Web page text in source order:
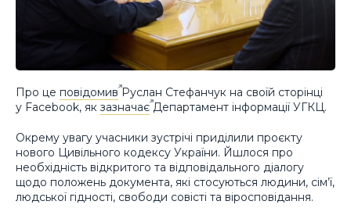
Про це повідомивРуслан Стефанчук на своїй сторінці
у Facebook, як зазначаєДепартамент інформації УГКЦ.
Окрему увагу учасники зустрічі приділили проєкту
нового Цивільного кодексу України. Йшлося про
необхідність відкритого та відповідального діалогу
щодо положень документа, які стосуються людини, сім’ї,
людської гідності, свободи совісті та віросповідання.